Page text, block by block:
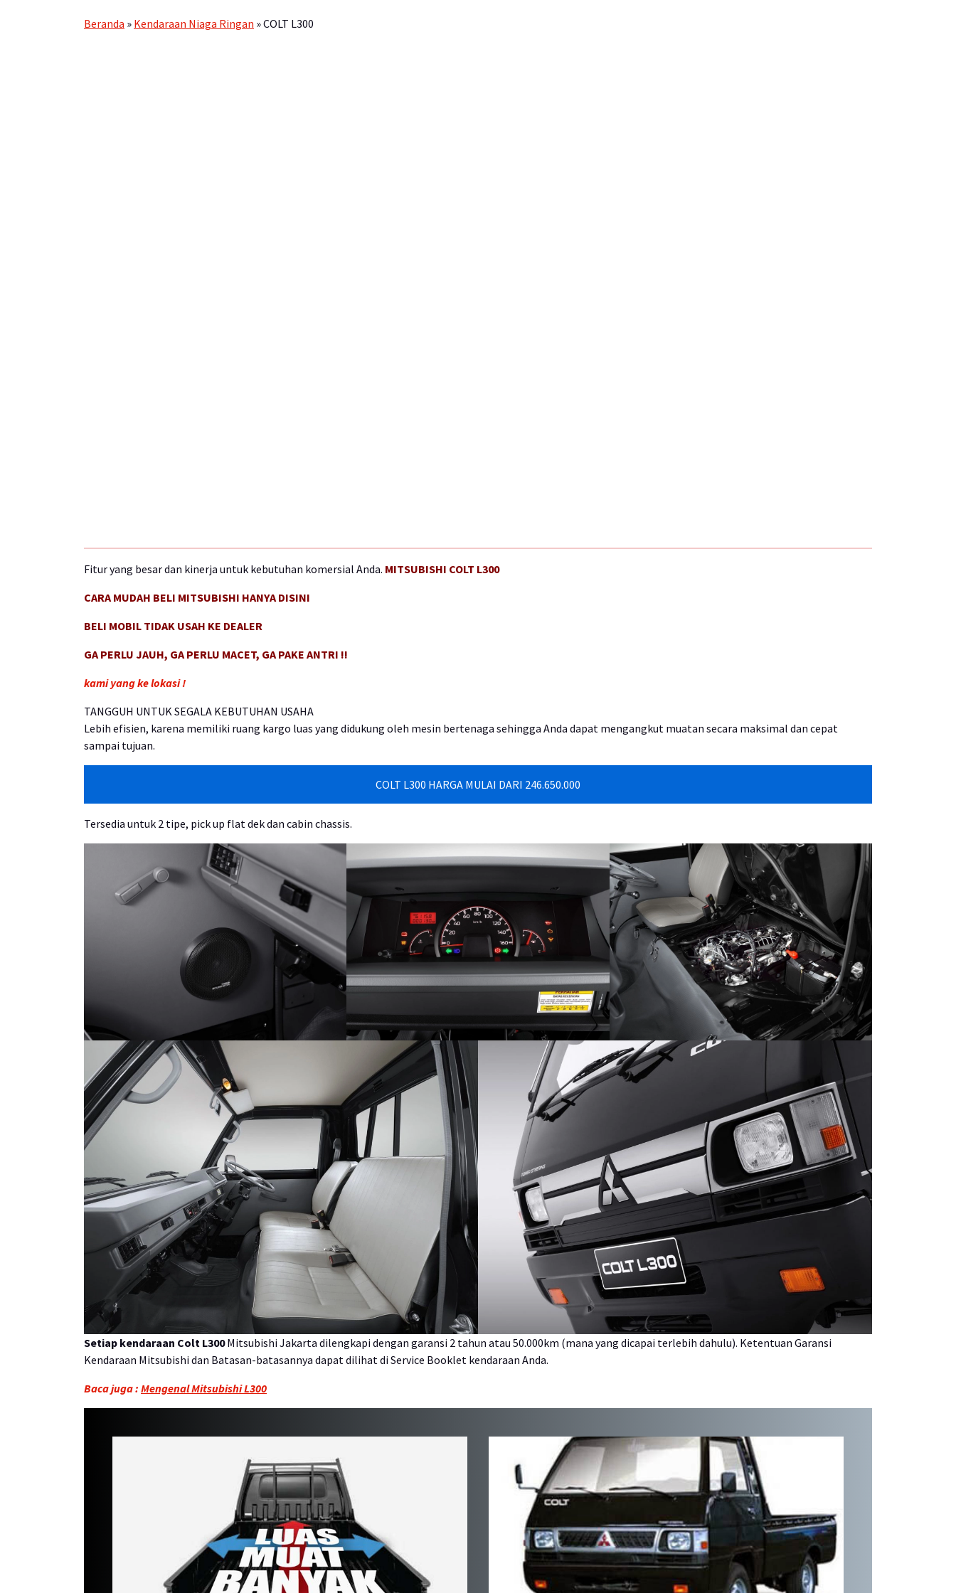
Beranda » Kendaraan Niaga Ringan »COLT L300
Fitur yang besar dan kinerja untuk kebutuhan komersial Anda. MITSUBISHI COLT L300
CARA MUDAH BELI MITSUBISHI HANYA DISINI
BELI MOBIL TIDAK USAH KE DEALER
GA PERLU JAUH, GA PERLU MACET, GA PAKE ANTRI !!
kami yang ke lokasi !
TANGGUH UNTUK SEGALA KEBUTUHAN USAHA
Lebih efisien, karena memiliki ruang kargo luas yang didukung oleh mesin bertenaga sehingga Anda dapat mengangkut muatan secara maksimal dan cepat
sampai tujuan.
COLT L300 HARGA MULAI DARI 246.650.000
Tersedia untuk 2 tipe, pick up flat dek dan cabin chassis.
Setiap kendaraan Colt L300Mitsubishi Jakarta dilengkapi dengan garansi 2 tahun atau 50.000km (mana yang dicapai terlebih dahulu). Ketentuan Garansi
Kendaraan Mitsubishi dan Batasan-batasannya dapat dilihat di Service Booklet kendaraan Anda.
Baca juga : Mengenal Mitsubishi L300